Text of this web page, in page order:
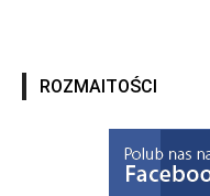
ROZMAITOŚCI